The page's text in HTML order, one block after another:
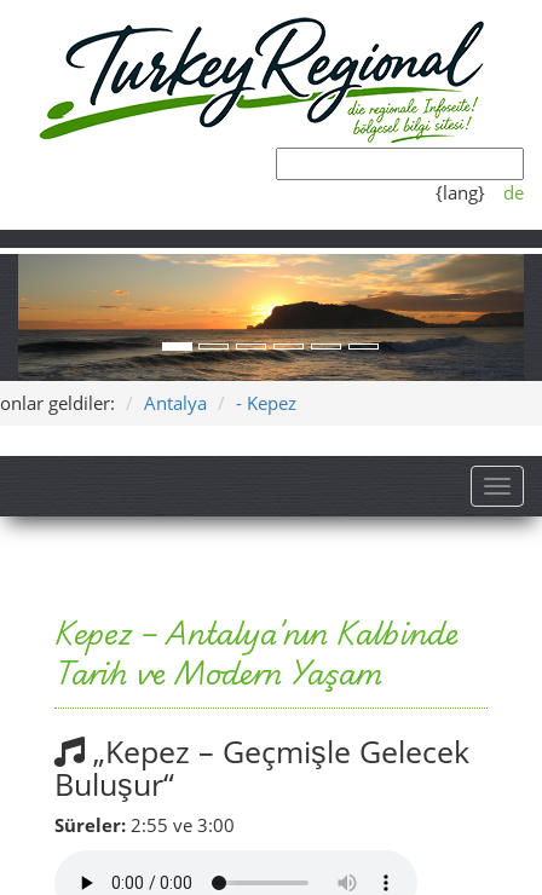
{lang} de
onlar geldiler: Antalya - Kepez
Kepez – Antalya’nın Kalbinde
Tarih ve Modern Yaşam
„Kepez – Geçmişle Gelecek
Buluşur“
Süreler: 2:55 ve 3:00